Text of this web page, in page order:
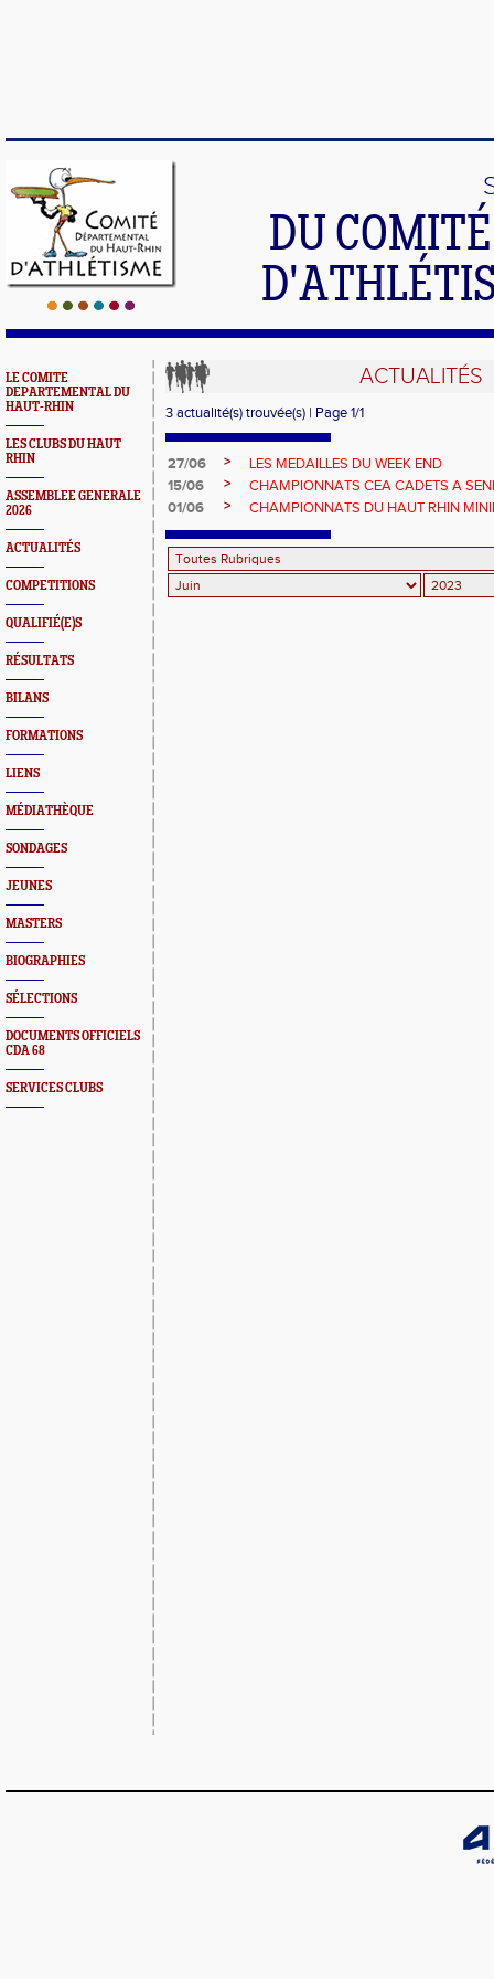
DU
LE COMITE
DEPARTEMENTAL DU
HAUT-RHIN
LES CLUBS DU HAUT
RHIN
ASSEMBLEE GENERALE
2026
ACTUALITÉS
COMPETITIONS
QUALIFIÉ(E)S
RÉSULTATS
BILANS
FORMATIONS
LIENS
MÉDIATHÈQUE
SONDAGES
JEUNES
MASTERS
BIOGRAPHIES
SÉLECTIONS
DOCUMENTS OFFICIELS
CDA 68
SERVICES CLUBS
ACTUALITÉS
3 actualité(s) trouvée(s) | Page 1/1
27/06 >
LES MEDAILLES DU WEEK END
15/06
>
CHAMPIONNATS CEA CADETS A
01/06
> CHAMPIONNATS DU HAUT RHIN